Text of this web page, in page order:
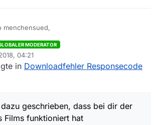
menchensued,
für die Infos.
sagte inDownloadfehler
404 bei arte.de
Livestream … aufzuzeichnen.
per Livestream funktioniert bei
nicht. Ich kann den Download eines
MODERATOR
04:21
in Downloadfehler Responsecode
geschrieben, dass bei dir der
Films funktioniert hat